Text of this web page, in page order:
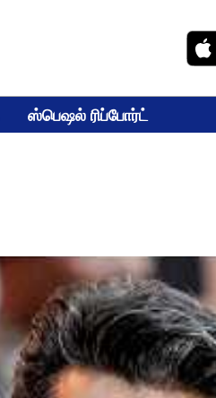
ஸ்பெஷல் ரிப்போர்ட்